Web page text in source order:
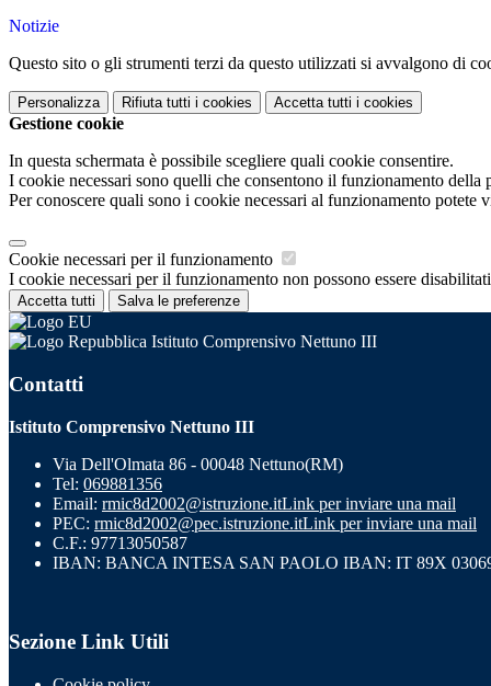
Notizie
Questo sito o gli strumenti terzi da questo utilizzati si avvalgono di
Personalizza Rifiuta tutti i cookies Accetta tutti i cookies
Gestione cookie
In questa schermata è possibile scegliere quali cookie consentire.
I cookie necessari sono quelli che consentono il funzionamento
Per conoscere quali sono i cookie necessari al funzionamento potete
Cookie necessari per il funzionamento
I cookie necessari per il funzionamento non possono essere
Accetta tutti Salva le preferenze
Istituto Comprensivo Nettuno III
Contatti
Istituto Comprensivo Nettuno III
Via Dell'Olmata 86 - 00048 Nettuno(RM)
Tel: 069881356
Email: rmic8d2002@istruzione.itLink per inviare una mail
PEC: rmic8d2002@pec.istruzione.itLink per inviare una mail
C.F.: 97713050587
IBAN: BANCA INTESA SAN PAOLO IBAN: IT 89X 03069
Sezione Link Utili